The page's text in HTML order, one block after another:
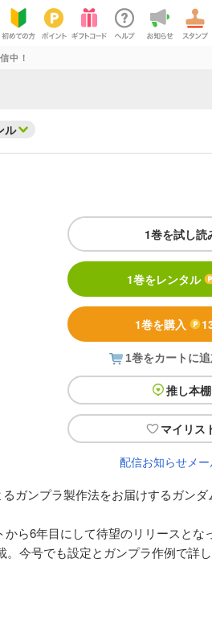
中！
ル
1巻を試し読
1巻をレンタル
1巻を購入
1巻をカートに
推し本棚
マイリス
配信お知らせメ
ガンプラ製作法をお届けするガン
ら6年目にして待望のリリースとな
今号でも設定とガンプラ作例で詳